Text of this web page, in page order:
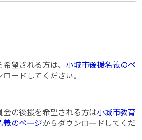
望される方は、 小城市後援名義のペ
ードしてください。
会の後援を希望される方は小城市教育
義のページからダウンロードしてくだ